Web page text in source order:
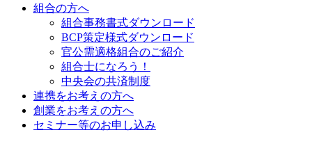
組合の方へ
組合事務書式ダウンロード
BCP策定様式ダウンロード
官公需適格組合のご紹介
組合士になろう！
中央会の共済制度
連携をお考えの方へ
創業をお考えの方へ
セミナー等のお申し込み